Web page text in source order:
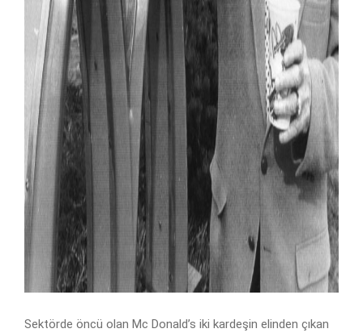
Sektörde öncü olan Mc Donald’s iki kardeşin elinden çıkan